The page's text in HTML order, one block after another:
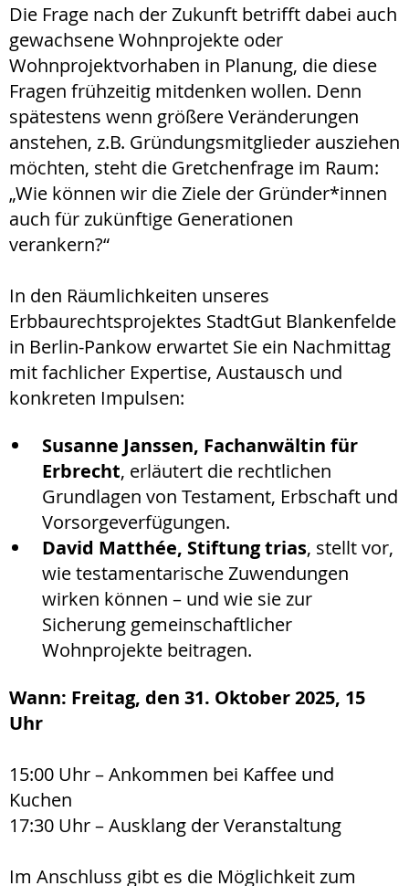
Die Frage nach der Zukunft betrifft dabei auch
gewachsene Wohnprojekte oder
Wohnprojektvorhaben in Planung, die diese
Fragen frühzeitig mitdenken wollen. Denn
spätestens wenn größere Veränderungen
anstehen, z.B. Gründungsmitglieder ausziehen
möchten, steht die Gretchenfrage im Raum:
„Wie können wir die Ziele der Gründer*innen
auch für zukünftige Generationen
verankern?“
In den Räumlichkeiten unseres
Erbbaurechtsprojektes StadtGut Blankenfelde
in Berlin-Pankow erwartet Sie ein Nachmittag
mit fachlicher Expertise, Austausch und
konkreten Impulsen:
Susanne Janssen, Fachanwältin für
Erbrecht, erläutert die rechtlichen
Grundlagen von Testament, Erbschaft und
Vorsorgeverfügungen.
David Matthée, Stiftung trias, stellt vor,
wie testamentarische Zuwendungen
wirken können – und wie sie zur
Sicherung gemeinschaftlicher
Wohnprojekte beitragen.
Wann: Freitag, den 31. Oktober 2025, 15
Uhr
15:00 Uhr – Ankommen bei Kaffee und
Kuchen
17:30 Uhr – Ausklang der Veranstaltung
Im Anschluss gibt es die Möglichkeit zum